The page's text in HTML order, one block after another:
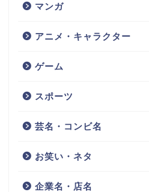
マンガ
アニメ・キャラクター
ゲーム
スポーツ
芸名・コンビ名
お笑い・ネタ
企業名・店名